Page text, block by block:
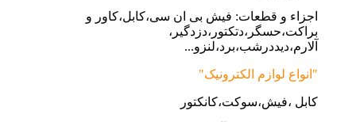
اجزاء و قطعات: فیش بی ان سی،کابل،کاور و
براکت،حسگر،دتکتور،دزدگیر،
آلارم،دیددرشب،برد،لنزو...
"انواع لوازم الکترونیک"
کابل ،فیش،سوکت،کانکتور